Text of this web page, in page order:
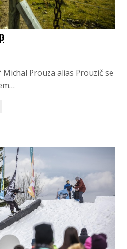
Prouza alias Prouzič se